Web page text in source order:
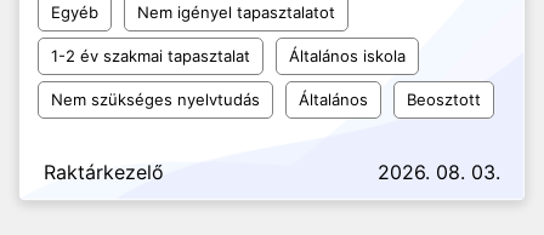
Egyéb Nem igényel tapasztalatot
1-2 év szakmai tapasztalat Általános iskola
Nem szükséges nyelvtudás Általános Beosztott
Raktárkezelő 2026. 08. 03.